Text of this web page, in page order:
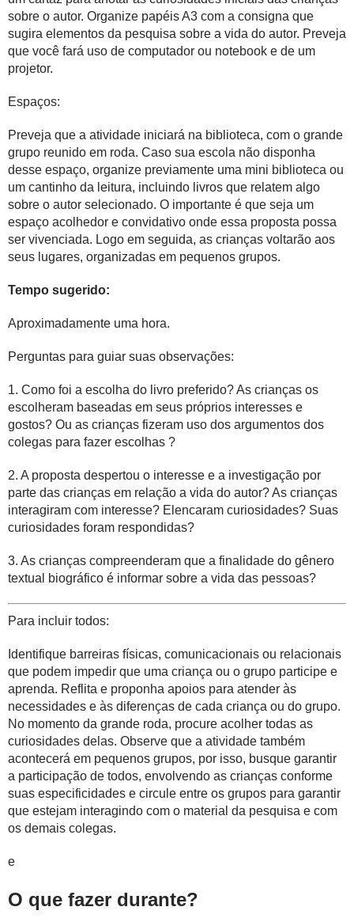
sobre o autor. Organize papéis A3 com a consigna que
sugira elementos da pesquisa sobre a vida do autor. Preveja
que você fará uso de computador ou notebook e de um
projetor.
Espaços:
Preveja que a atividade iniciará na biblioteca, com o grande
grupo reunido em roda. Caso sua escola não disponha
desse espaço, organize previamente uma mini biblioteca ou
um cantinho da leitura, incluindo livros que relatem algo
sobre o autor selecionado. O importante é que seja um
espaço acolhedor e convidativo onde essa proposta possa
ser vivenciada. Logo em seguida, as crianças voltarão aos
seus lugares, organizadas em pequenos grupos.
Tempo sugerido:
Aproximadamente uma hora.
Perguntas para guiar suas observações:
1. Como foi a escolha do livro preferido? As crianças os
escolheram baseadas em seus próprios interesses e
gostos? Ou as crianças fizeram uso dos argumentos dos
colegas para fazer escolhas ?
2. A proposta despertou o interesse e a investigação por
parte das crianças em relação a vida do autor? As crianças
interagiram com interesse? Elencaram curiosidades? Suas
curiosidades foram respondidas?
3. As crianças compreenderam que a finalidade do gênero
textual biográfico é informar sobre a vida das pessoas?
Para incluir todos:
Identifique barreiras físicas, comunicacionais ou relacionais
que podem impedir que uma criança ou o grupo participe e
aprenda. Reflita e proponha apoios para atender às
necessidades e às diferenças de cada criança ou do grupo.
No momento da grande roda, procure acolher todas as
curiosidades delas. Observe que a atividade também
acontecerá em pequenos grupos, por isso, busque garantir
a participação de todos, envolvendo as crianças conforme
suas especificidades e circule entre os grupos para garantir
que estejam interagindo com o material da pesquisa e com
os demais colegas.
e
O que fazer durante?